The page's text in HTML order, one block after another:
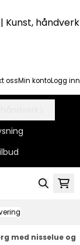
Kunst, håndverk
ossMin kontoLogg inn
med nisselue og